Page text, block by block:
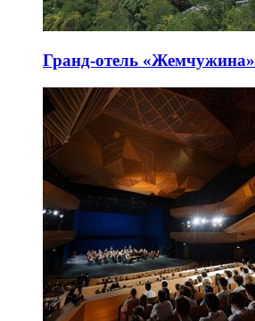
Гранд-отель «Жемчужина»